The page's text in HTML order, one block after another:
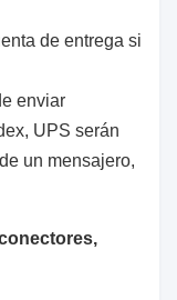
de
se
a
de
equipos
de
de entrega si
enviar
UPS serán
un mensajero,